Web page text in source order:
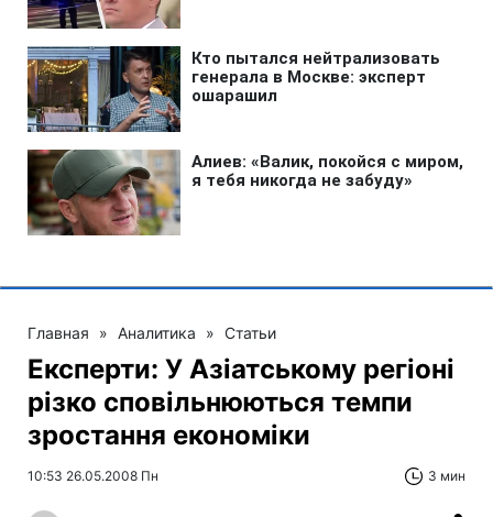
Главная » Аналитика » Статьи
Експерти: У Азіатському регіоні
різко сповільнюються темпи
зростання економіки
10:53 26.05.2008 Пн 3 мин